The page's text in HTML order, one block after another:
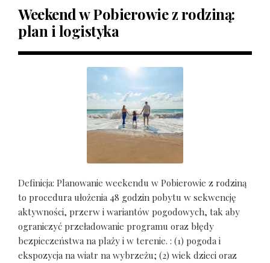
Weekend w Pobierowie z rodziną:
plan i logistyka
Definicja: Planowanie weekendu w Pobierowie z rodziną
to procedura ułożenia 48 godzin pobytu w sekwencję
aktywności, przerw i wariantów pogodowych, tak aby
ograniczyć przeładowanie programu oraz błędy
bezpieczeństwa na plaży i w terenie. : (1) pogoda i
ekspozycja na wiatr na wybrzeżu; (2) wiek dzieci oraz